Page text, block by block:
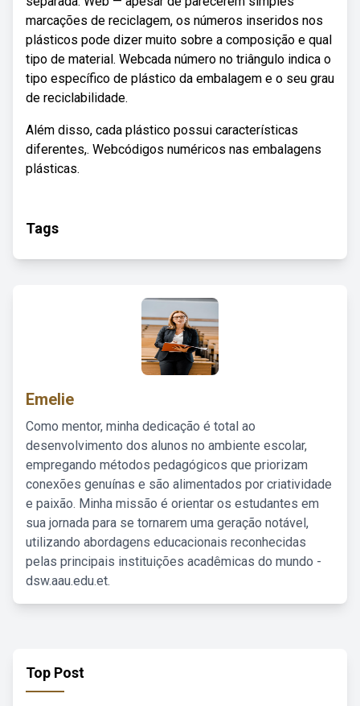
marcações de reciclagem, os números inseridos nos
plásticos pode dizer muito sobre a composição e qual
tipo de material. Webcada número no triângulo indica o
tipo específico de plástico da embalagem e o seu grau
de reciclabilidade.
Além disso, cada plástico possui características
diferentes,. Webcódigos numéricos nas embalagens
plásticas.
Tags
Emelie
Como mentor, minha dedicação é total ao
desenvolvimento dos alunos no ambiente escolar,
empregando métodos pedagógicos que priorizam
conexões genuínas e são alimentados por criatividade
e paixão. Minha missão é orientar os estudantes em
sua jornada para se tornarem uma geração notável,
utilizando abordagens educacionais reconhecidas
pelas principais instituições acadêmicas do mundo -
dsw.aau.edu.et.
Top Post